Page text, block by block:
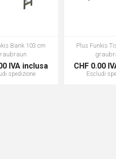
Bank 103 cm
IVA inclusa
spedizione
Plus Funkis
CHF 0.00
Escludi